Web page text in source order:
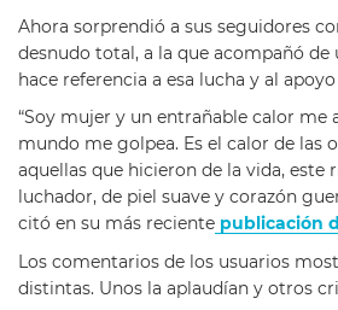
Ahora sorprendió a sus seguidores
desnudo total, a la que acompañó de
hace referencia a esa lucha y al
“Soy mujer y un entrañable calor me
mundo me golpea. Es el calor de las
aquellas que hicieron de la vida, este
luchador, de piel suave y corazón
citó en su más reciente publicación
Los comentarios de los usuarios
distintas. Unos la aplaudían y otros